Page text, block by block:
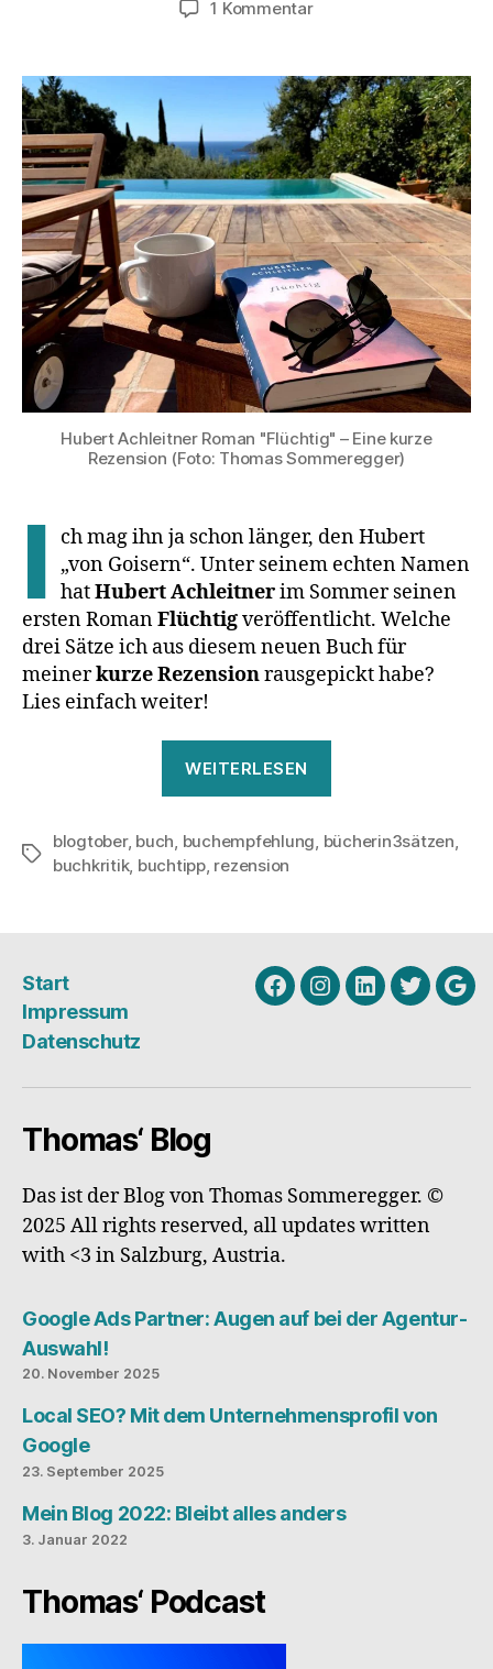
1 Kommentarzu
3
Sätzen:
„Flüchtig“
von
Hubert
Achleitner
Hubert Achleitner Roman "Flüchtig" – Eine kurze
Rezension (Foto: Thomas Sommeregger)
I
ch mag ihn ja schon länger, den Hubert
„von Goisern“. Unter seinem echten Namen
hatHubert Achleitnerim Sommer seinen
ersten RomanFlüchtigveröffentlicht. Welche
drei Sätze ich aus diesem neuen Buch für
meinerkurze Rezensionrausgepickt habe?
Lies einfach weiter!
WEITERLESEN
Sätzen:
Achleitner“
Schlagwörter
blogtober, buch, buchempfehlung, bücherin3sätzen,
buchkritik, buchtipp, rezension
Start
Impressum
Datenschutz
FacebookInstagram
LinkedinTwitter
Thomas‘ Blog
Das ist der Blog von Thomas Sommeregger. ©
2025 All rights reserved, all updates written
with <3 in Salzburg, Austria.
Google Ads Partner: Augen auf bei der Agentur-
Auswahl!
20. November 2025
Local SEO? Mit dem Unternehmensprofil von
Google
23. September 2025
Mein Blog 2022: Bleibt alles anders
3. Januar 2022
Thomas‘ Podcast